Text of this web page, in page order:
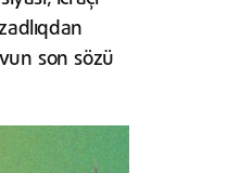
son sözü